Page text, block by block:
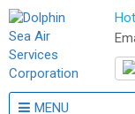
MENU